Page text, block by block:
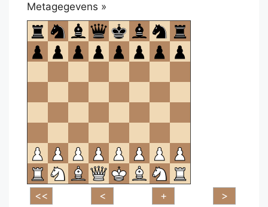
Metagegevens »
om
te
openen.